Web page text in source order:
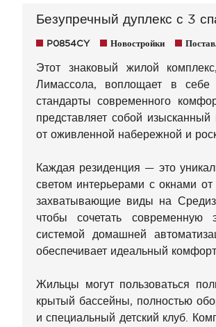
Безупречный дуплекс с 3
P0854CY Новостройки
Этот знаковый жилой
Лимассола, воплощает в себе
стандарты современного
представляет собой
от оживленной набережной и
Каждая резиденция — это
светом интерьерами с окнами
захватывающие виды на
чтобы сочетать современную
системой домашней
обеспечивает идеальный комфорт
Жильцы могут пользоваться
крытый бассейны, полностью
и специальный детский клуб.